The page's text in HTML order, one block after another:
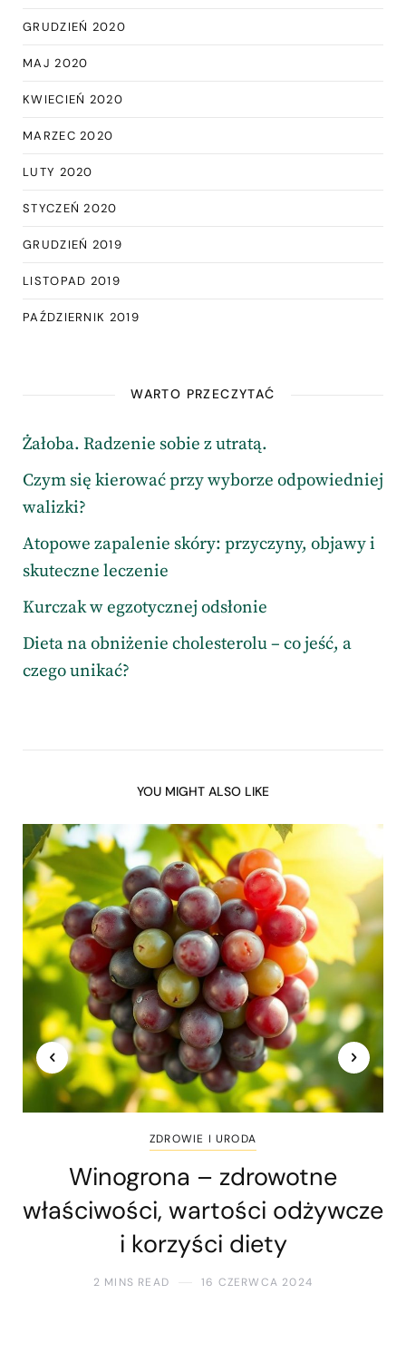
GRUDZIEŃ 2020
MAJ 2020
KWIECIEŃ 2020
MARZEC 2020
LUTY 2020
STYCZEŃ 2020
GRUDZIEŃ 2019
LISTOPAD 2019
PAŹDZIERNIK 2019
WARTO PRZECZYTAĆ
Żałoba. Radzenie sobie z utratą.
Czym się kierować przy wyborze odpowiedniej
walizki?
Atopowe zapalenie skóry: przyczyny, objawy i
skuteczne leczenie
Kurczak w egzotycznej odsłonie
Dieta na obniżenie cholesterolu – co jeść, a
czego unikać?
YOU MIGHT ALSO LIKE
ZDROWIE I URODA
Winogrona – zdrowotne
właściwości, wartości odżywcze
i korzyści diety
2 MINS READ 16 CZERWCA 2024